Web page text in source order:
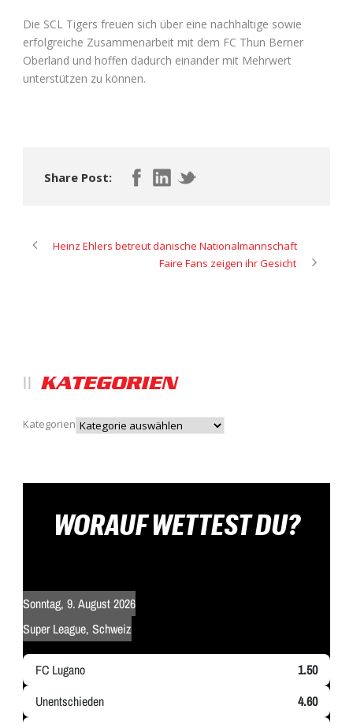
Die SCL Tigers freuen sich über eine nachhaltige sowie
erfolgreiche Zusammenarbeit mit dem FC Thun Berner
Oberland und hoffen dadurch einander mit Mehrwert
unterstützen zu können.
Share Post:
Heinz Ehlers betreut dänische Nationalmannschaft
Faire Fans zeigen ihr Gesicht
KATEGORIEN
Kategorien